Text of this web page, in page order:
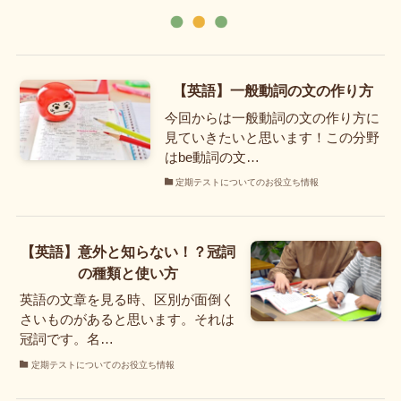
【英語】一般動詞の文の作り方
今回からは一般動詞の文の作り方に
見ていきたいと思います！この分野
はbe動詞の文…
定期テストについてのお役立ち情報
【英語】意外と知らない！？冠詞
の種類と使い方
英語の文章を見る時、区別が面倒く
さいものがあると思います。それは
冠詞です。名…
定期テストについてのお役立ち情報